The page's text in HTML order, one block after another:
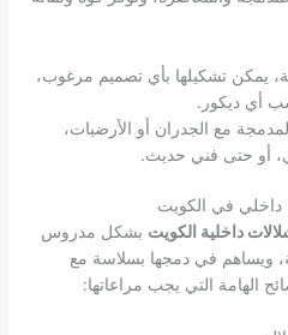
يمكن تشكيلها بأي تصميم مرغوب،
أي ديكور.
مع الجدران أو الأرضيات،
أو حتى فني حديث.
داخلي في الكويت
داخلية الكويت بشكل مدروس
ويساهم في دمجها بسلاسة مع
الهامة التي يجب مراعاتها: